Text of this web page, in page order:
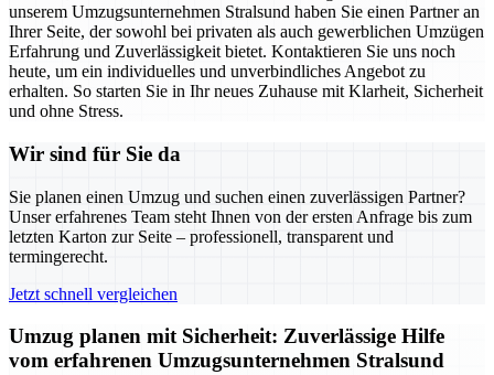
unserem Umzugsunternehmen Stralsund haben Sie einen Partner an
Ihrer Seite, der sowohl bei privaten als auch gewerblichen Umzügen
Erfahrung und Zuverlässigkeit bietet. Kontaktieren Sie uns noch
heute, um ein individuelles und unverbindliches Angebot zu
erhalten. So starten Sie in Ihr neues Zuhause mit Klarheit, Sicherheit
und ohne Stress.
Wir sind für Sie da
Sie planen einen Umzug und suchen einen zuverlässigen Partner?
Unser erfahrenes Team steht Ihnen von der ersten Anfrage bis zum
letzten Karton zur Seite – professionell, transparent und
termingerecht.
Jetzt schnell vergleichen
Umzug planen mit Sicherheit: Zuverlässige Hilfe
vom erfahrenen Umzugsunternehmen Stralsund